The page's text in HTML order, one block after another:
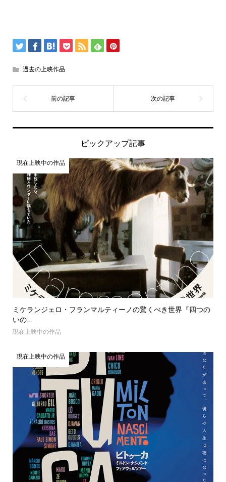
過去の上映作品
ピックアップ記事
現在上映中の作品
ミケランジェロ・フランマルティーノの驚くべき世界『四つの
いの...
現在上映中の作品
現在上映中の作品